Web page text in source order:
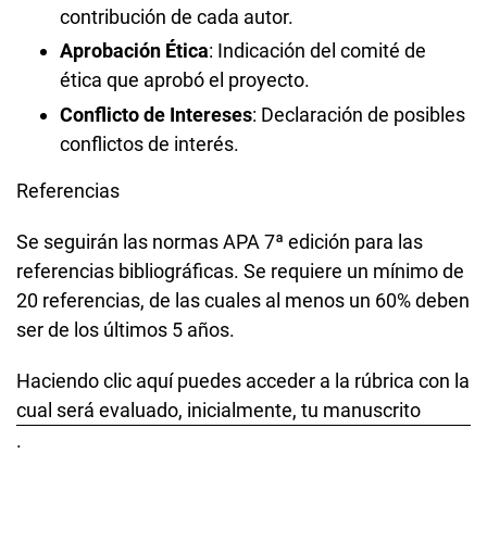
contribución de cada autor.
Aprobación Ética: Indicación del comité de
ética que aprobó el proyecto.
Conflicto de Intereses: Declaración de posibles
conflictos de interés.
Referencias
Se seguirán las normas APA 7ª edición para las
referencias bibliográficas. Se requiere un mínimo de
20 referencias, de las cuales al menos un 60% deben
ser de los últimos 5 años.
Haciendo clic aquí puedes acceder a la rúbrica con la
cual será evaluado, inicialmente, tu manuscrito
.